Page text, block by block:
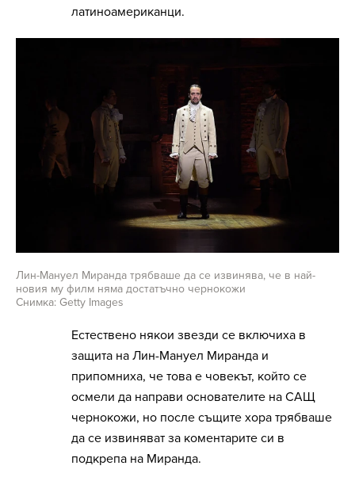
латиноамериканци.
Лин-Мануел Миранда трябваше да се извинява, че в най-
новия му филм няма достатъчно чернокожи
Снимка: Getty Images
Естествено някои звезди се включиха в
защита на Лин-Мануел Миранда и
припомниха, че това е човекът, който се
осмели да направи основателите на САЩ
чернокожи, но после същите хора трябваше
да се извиняват за коментарите си в
подкрепа на Миранда.